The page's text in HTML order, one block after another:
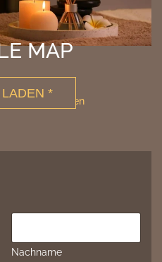
Nachname
*
Sie die
Mehr erfahren